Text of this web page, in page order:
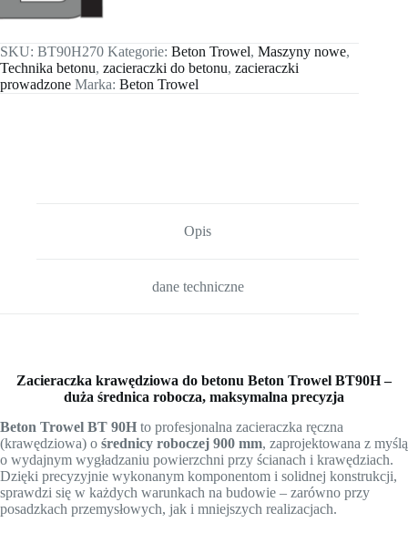
SKU: BT90H270 Kategorie: Beton Trowel, Maszyny nowe,
Technika betonu, zacieraczki do betonu, zacieraczki
prowadzone Marka: Beton Trowel
Opis
dane techniczne
Zacieraczka krawędziowa do betonu Beton Trowel BT90H –
duża średnica robocza, maksymalna precyzja
Beton Trowel BT 90H to profesjonalna zacieraczka ręczna
(krawędziowa) o średnicy roboczej 900 mm, zaprojektowana z myślą
o wydajnym wygładzaniu powierzchni przy ścianach i krawędziach.
Dzięki precyzyjnie wykonanym komponentom i solidnej konstrukcji,
sprawdzi się w każdych warunkach na budowie – zarówno przy
posadzkach przemysłowych, jak i mniejszych realizacjach.